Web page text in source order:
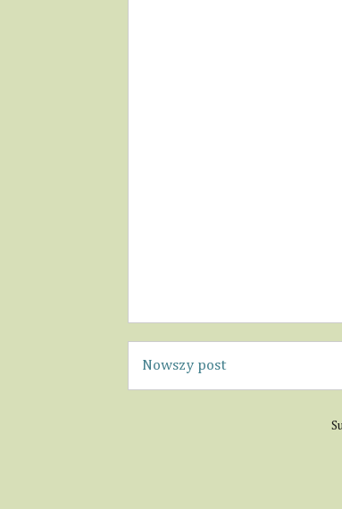
Nowszy post